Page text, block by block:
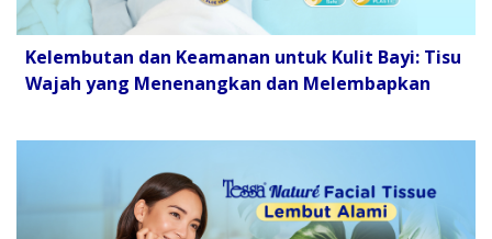
Kelembutan dan Keamanan untuk Kulit Bayi: Tisu
Wajah yang Menenangkan dan Melembapkan